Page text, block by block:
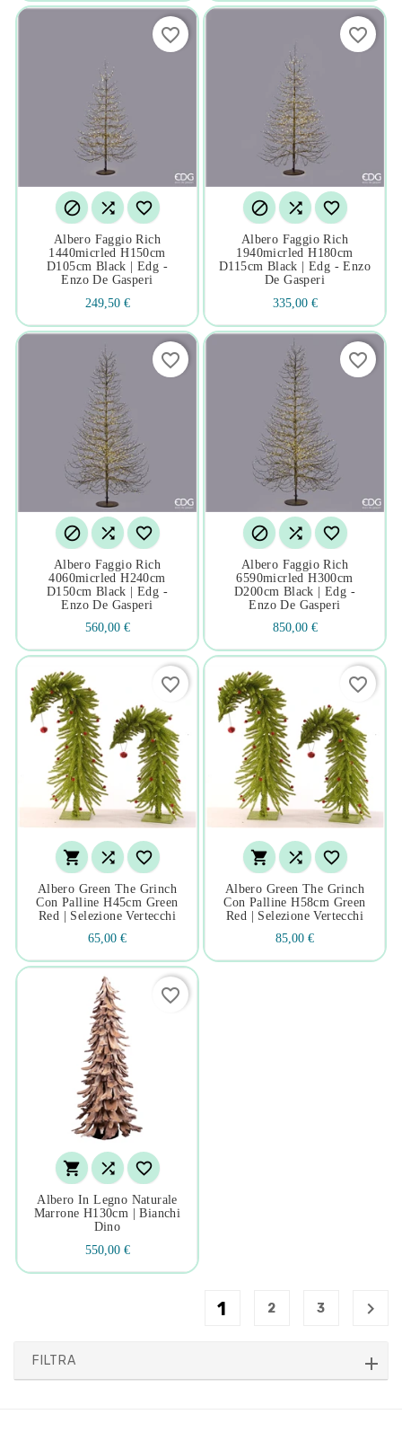
  
Albero Faggio Rich
1440micrled H150cm
D105cm Black | Edg -
Enzo De Gasperi
249,50 €
favorite_border
  
Albero Faggio Rich
1940micrled H180cm
D115cm Black | Edg - Enzo
De Gasperi
335,00 €
favorite_border
  
Albero Faggio Rich
4060micrled H240cm
D150cm Black | Edg -
Enzo De Gasperi
560,00 €
favorite_border
  
Albero Faggio Rich
6590micrled H300cm
D200cm Black | Edg -
Enzo De Gasperi
850,00 €
favorite_border
  
Albero Green The Grinch
Con Palline H45cm Green
Red | Selezione Vertecchi
65,00 €
favorite_border
  
Albero Green The Grinch
Con Palline H58cm Green
Red | Selezione Vertecchi
85,00 €
favorite_border
  
Albero In Legno Naturale
Marrone H130cm | Bianchi
Dino
550,00 €
favorite_border
1 2 3 
FILTRA